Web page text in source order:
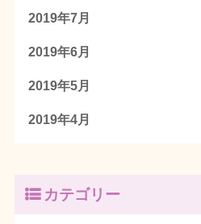
2019年7月
2019年6月
2019年5月
2019年4月
カテゴリー